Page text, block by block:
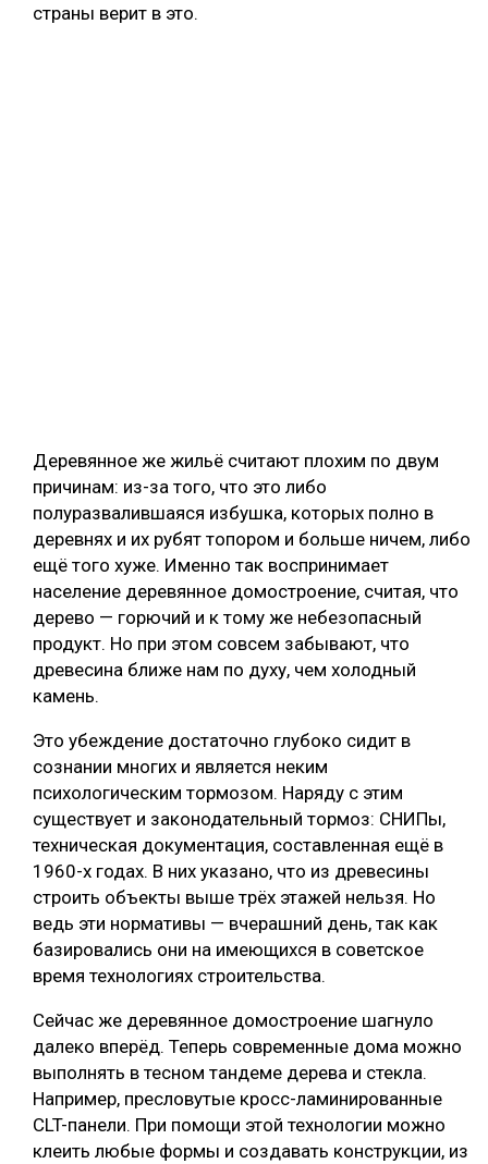
страны верит в это.
Деревянное же жильё считают плохим по двум
причинам: из-за того, что это либо
полуразвалившаяся избушка, которых полно в
деревнях и их рубят топором и больше ничем, либо
ещё того хуже. Именно так воспринимает
население деревянное домостроение, считая, что
дерево — горючий и к тому же небезопасный
продукт. Но при этом совсем забывают, что
древесина ближе нам по духу, чем холодный
камень.
Это убеждение достаточно глубоко сидит в
сознании многих и является неким
психологическим тормозом. Наряду с этим
существует и законодательный тормоз: СНИПы,
техническая документация, составленная ещё в
1960-х годах. В них указано, что из древесины
строить объекты выше трёх этажей нельзя. Но
ведь эти нормативы — вчерашний день, так как
базировались они на имеющихся в советское
время технологиях строительства.
Сейчас же деревянное домостроение шагнуло
далеко вперёд. Теперь современные дома можно
выполнять в тесном тандеме дерева и стекла.
Например, пресловутые кросс-ламинированные
СLT-панели. При помощи этой технологии можно
клеить любые формы и создавать конструкции, из